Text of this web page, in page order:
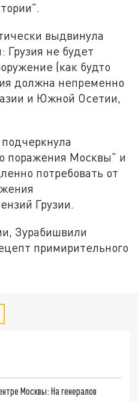
выдвинула
Грузия не будет
(как будто
должна непременно
и Южной Осетии,
поражения Москвы" и
потребовать от
Грузии.
Зурабишвили
примирительного
Москвы: На генералов